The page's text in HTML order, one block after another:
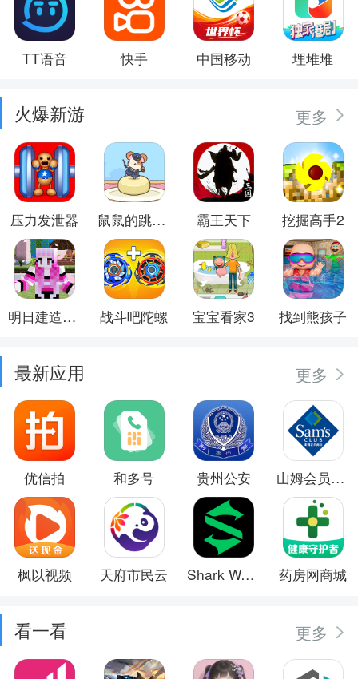
TT语音 快手 中国移动 埋堆堆
火爆新游 更多
压力发泄器 鼠鼠的跳跃冒险 霸王天下 挖掘高手2
明日建造大师 战斗吧陀螺 宝宝看家3 找到熊孩子
最新应用 更多
优信拍 和多号 贵州公安 山姆会员商店
枫以视频 天府市民云 Shark Wear 药房网商城
看一看 更多